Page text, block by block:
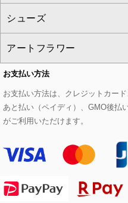
eur3
Maison de CINQ
MK MICHEL KLEIN
HIROKO KOSHINO
タンクトップ・キャミソ
スウェット・ジャージー
その他のトップス
その他のパンツ
その他のスカート
セットアップジャケット
セットアップパンツ
セットアップスカート
セットアップワンピース
ダッフルコート
チェスターコート
モッズコート
ステンカラーコート
ライダースジャケット
デニムジャケット
ストール・マフラー・ス
ベルト・サスペンダー
帽子
ヘアアクセサリー
ハンカチ・バンダナ
手袋
ネックレス
ピアス・イヤリング
ブレスレット・バングル
ブローチ・コサージュ
すべてのバッグ
トートバッグ
ショルダーバッグ
ボストンバッグ
バックパック・リュック
ボディバッグ・メッセ
シューズ
すべてのシューズ
パンプス
スニーカー
フラットシューズ
ローファー
アートフラワー
すべてのアートフラワー
ローズ
カサブランカ・カラー
ラナンキュラス
お支払い方法
お支払い方法は、クレジットカー
あと払い（ペイディ）、GMO後払
がご利用いただけます。